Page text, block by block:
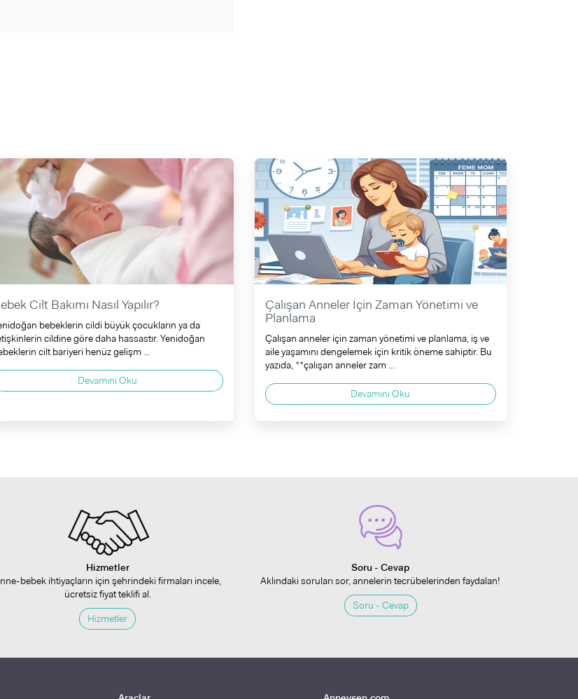
Cilt Bakımı Nasıl Yapılır?
bebeklerin cildi büyük çocukların ya da
cildine göre daha hassastır. Yenidoğan
cilt bariyeri henüz gelişm ...
Devamını Oku
Çalışan Anneler İçin Zaman Yönetimi ve
Planlama
Çalışan anneler için zaman yönetimi ve planlama, iş ve
aile yaşamını dengelemek için kritik öneme sahiptir. Bu
yazıda, **çalışan anneler zam ...
Devamını Oku
Hizmetler
bebek ihtiyaçların için şehrindeki firmaları incele,
ücretsiz fiyat teklifi al.
Hizmetler
Soru - Cevap
Aklındaki soruları sor, annelerin tecrübelerinden faydalan!
Soru - Cevap